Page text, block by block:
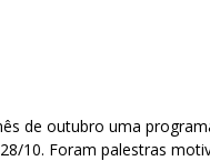
de outubro uma
10. Foram palestras